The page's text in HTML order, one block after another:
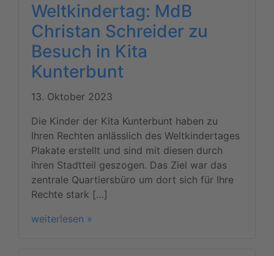
Weltkindertag: MdB
Christan Schreider zu
Besuch in Kita
Kunterbunt
13. Oktober 2023
Die Kinder der Kita Kunterbunt haben zu
Ihren Rechten anlässlich des Weltkindertages
Plakate erstellt und sind mit diesen durch
ihren Stadtteil geszogen. Das Ziel war das
zentrale Quartiersbüro um dort sich für Ihre
Rechte stark […]
weiterlesen »